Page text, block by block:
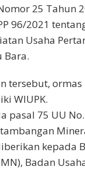
25 Tahun
96/2021
Usaha
Bara.
tersebut, ormas
WIUPK.
pasal 75 UU
kepada
Badan